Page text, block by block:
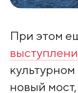
При этом
новый